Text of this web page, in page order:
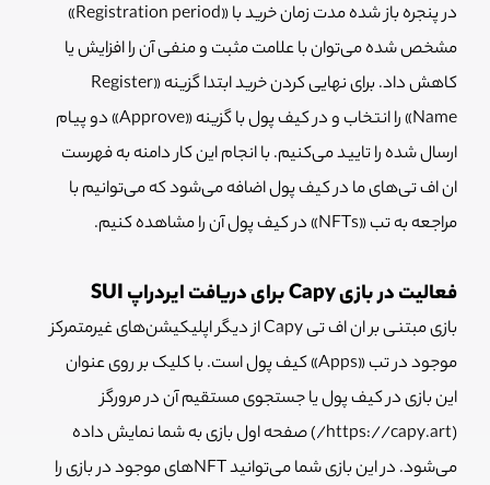
در پنجره باز شده مدت زمان خرید با «Registration period»
مشخص شده می‌توان با علامت مثبت و منفی آن را افزایش یا
کاهش داد. برای نهایی کردن خرید ابتدا گزینه «Register
Name» را انتخاب و در کیف پول با گزینه «Approve» دو پیام
ارسال شده را تایید می‌کنیم. با انجام این کار دامنه به فهرست
ان اف تی‌های ما در کیف پول اضافه می‌شود که می‌توانیم با
مراجعه به تب «NFTs» در کیف پول آن‌ را مشاهده کنیم.
فعالیت در بازی Capy برای دریافت ایردراپ SUI
بازی مبتنی بر ان اف تی Capy از دیگر اپلیکیشن‌های غیرمتمرکز
موجود در تب «Apps» کیف پول است. با کلیک بر روی عنوان
این بازی در کیف پول یا جستجوی مستقیم آن در مرورگز
(https://capy.art/) صفحه اول بازی به شما نمایش داده
می‌شود. در این بازی شما می‌توانید NFT‌های موجود در بازی را